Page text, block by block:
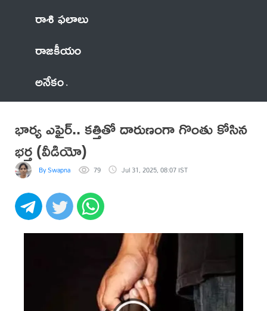
రాశి ఫలాలు
రాజకీయం
అనేకం
భార్య ఎఫైర్.. కత్తితో దారుణంగా గొంతు కోసిన
భర్త (వీడియో)
By Swapna 79 Jul 31, 2025, 08:07 IST